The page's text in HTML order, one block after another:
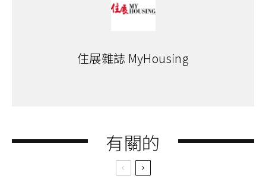
住展雜誌 MyHousing
有關的